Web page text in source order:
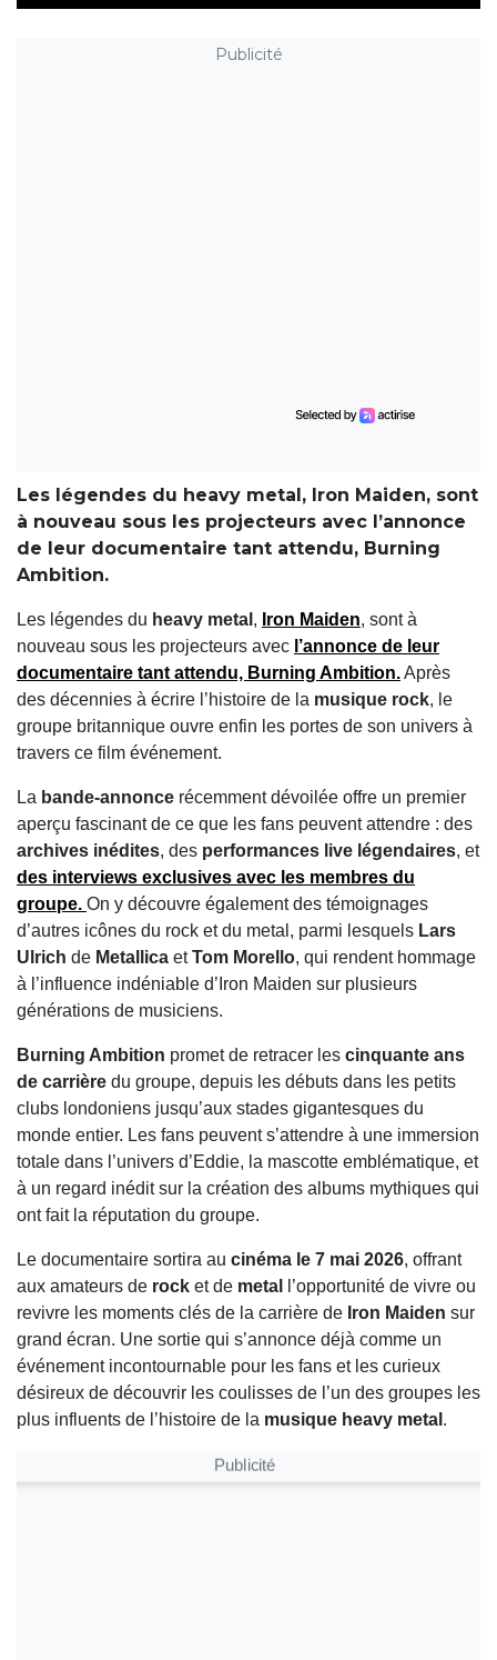
Publicité
Les légendes du heavy metal, Iron Maiden, sont
à nouveau sous les projecteurs avec l’annonce
de leur documentaire tant attendu, Burning
Ambition.
Les légendes du heavy metal , Iron Maiden, sont à
nouveau sous les projecteurs avec l’annonce de leur
documentaire tant attendu, Burning Ambition.Après
des décennies à écrire l’histoire de la musique rock, le
groupe britannique ouvre enfin les portes de son univers à
travers ce film événement.
La bande-annonce récemment dévoilée offre un premier
aperçu fascinant de ce que les fans peuvent attendre : des
archives inédites, des performances live légendaires, et
des interviews exclusives avec les membres du
groupe. On y découvre également des témoignages
d’autres icônes du rock et du metal, parmi lesquels Lars
Ulrich de Metallica etTom Morello, qui rendent hommage
à l’influence indéniable d’Iron Maiden sur plusieurs
générations de musiciens.
Burning Ambition promet de retracer les cinquante ans
de carrière du groupe, depuis les débuts dans les petits
clubs londoniens jusqu’aux stades gigantesques du
monde entier. Les fans peuvent s’attendre à une immersion
totale dans l’univers d’Eddie, la mascotte emblématique, et
à un regard inédit sur la création des albums mythiques qui
ont fait la réputation du groupe.
Le documentaire sortira au cinéma le 7 mai 2026, offrant
aux amateurs de rock et de metal
l’opportunité de vivre ou
revivre les moments clés de la carrière de Iron Maiden sur
grand écran. Une sortie qui s’annonce déjà comme un
événement incontournable pour les fans et les curieux
désireux de découvrir les coulisses de l’un des groupes les
plus influents de l’histoire de la musique heavy metal .
Publicité